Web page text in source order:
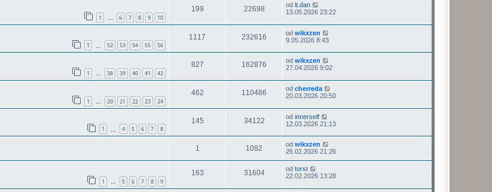
1 … 6 7 8 9 10
199 22698 od lt.dan
13.05.2026 23:22
1 52 53 54 55 56
1117 232616 od wikxzen
9.05.2026 8:43
1 … 38 39 40 41 42
827 162876 od wikxzen
27.04.2026 9:02
1 … 20 21 22 23 24
462 110486 od cherreda
20.03.2026 20:50
1 4 5 6 7 8
145 34122 od innerself
12.03.2026 21:13
1 1082 od wikxzen
26.02.2026 21:26
1 … 5 6 7 8 9
163 31604 od torst
22.02.2026 13:28